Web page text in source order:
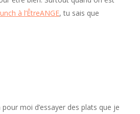
à l’ÊtreANGE, tu sais que
moi d’essayer des plats que je